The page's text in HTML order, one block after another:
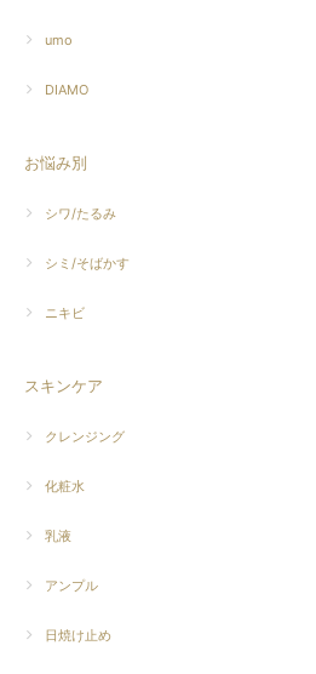
umo
DIAMO
お悩み別
シワ/たるみ
シミ/そばかす
ニキビ
スキンケア
クレンジング
化粧水
乳液
アンプル
日焼け止め